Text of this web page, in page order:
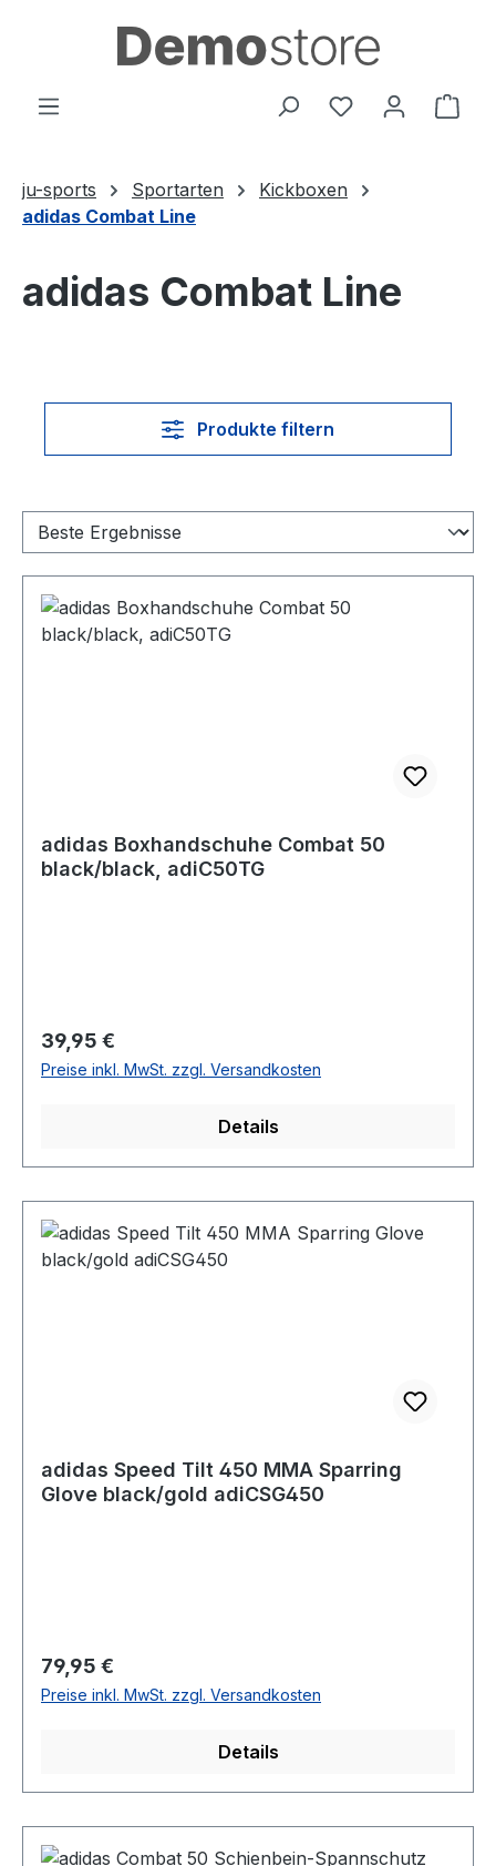
Zum Hauptinhalt springen
Du hast 0
ju-sports Sportarten
Kickboxen
adidas Combat Line
adidas Combat Line
Produkte filtern
adidas Boxhandschuhe Combat 50
black/black, adiC50TG
Regulärer Preis:
39,95 €
Preise inkl. MwSt. zzgl. Versandkosten
Details
adidas Speed Tilt 450 MMA Sparring
Glove black/gold adiCSG450
Regulärer Preis:
79,95 €
Preise inkl. MwSt. zzgl. Versandkosten
Details